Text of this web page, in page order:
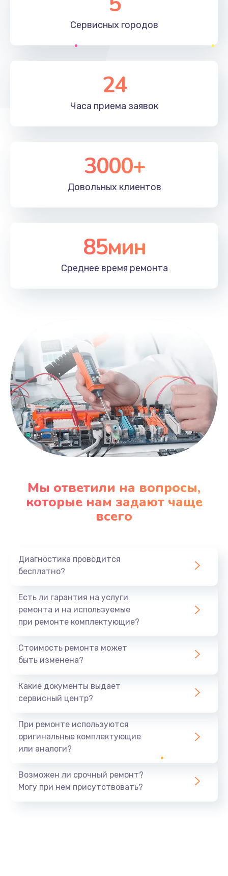
Сервисных городов
24
Часа приема заявок
3000+
Довольных клиентов
85мин
Среднее время ремонта
Мы ответили на вопросы,
которые нам задают чаще
всего
Диагностика проводится
бесплатно?
Есть ли гарантия на услуги
ремонта и на используемые
при ремонте комплектующие?
Стоимость ремонта может
быть изменена?
Какие документы выдает
сервисный центр?
При ремонте используются
оригинальные комплектующие
или аналоги?
Возможен ли срочный ремонт?
Могу при нем присутствовать?